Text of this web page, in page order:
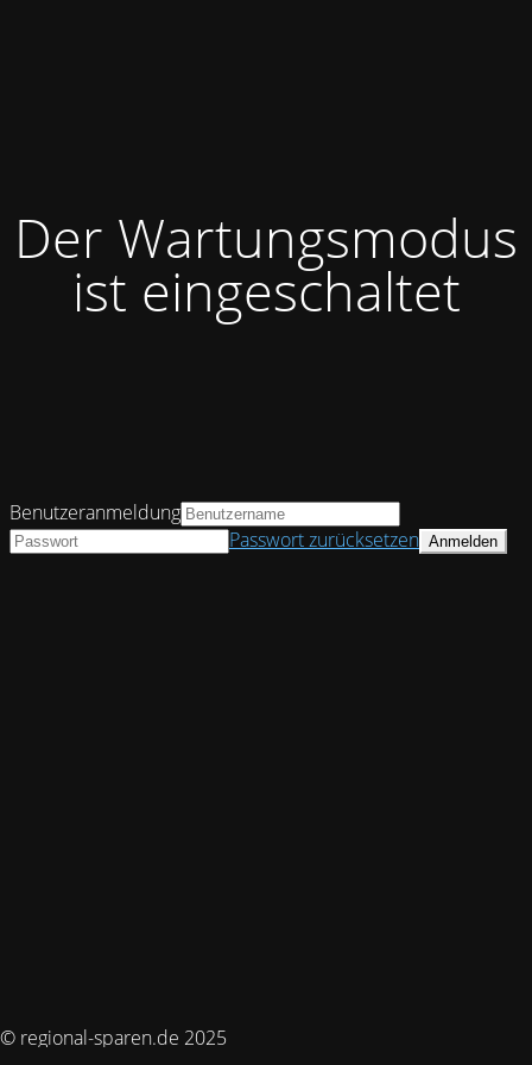
Der Wartungsmodus
ist eingeschaltet
© regional-sparen.de 2025
Benutzeranmeldung
Passwort zurücksetzen